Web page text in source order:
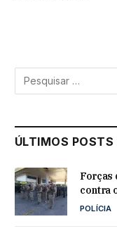
ÚLTIMOS POSTS
Forças
contra
POLÍCIA